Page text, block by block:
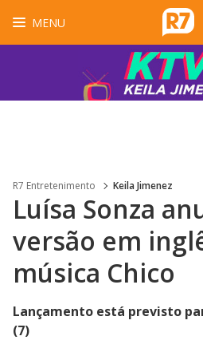
MENU
R7 Entretenimento Keila Jimenez
Luísa Sonza
versão em
música Chico
Lançamento está previsto
(7)